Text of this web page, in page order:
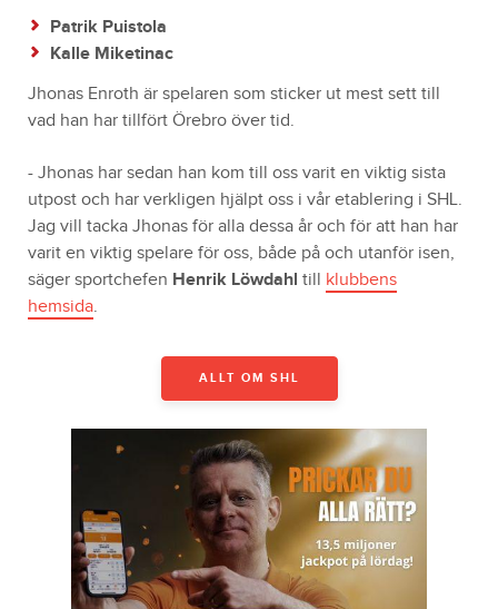
Patrik Puistola
Kalle Miketinac
Jhonas Enroth är spelaren som sticker ut mest sett till
vad han har tillfört Örebro över tid.
- Jhonas har sedan han kom till oss varit en viktig sista
utpost och har verkligen hjälpt oss i vår etablering i SHL.
Jag vill tacka Jhonas för alla dessa år och för att han har
varit en viktig spelare för oss, både på och utanför isen,
säger sportchefen Henrik Löwdahl till klubbens
hemsida.
ALLT OM SHL